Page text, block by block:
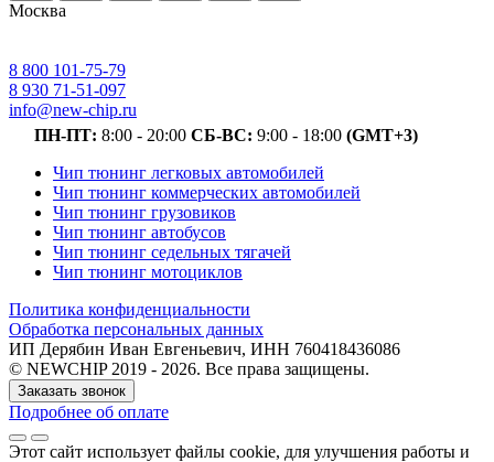
Москва
8 800 101-75-79
8 930 71-51-097
info@new-chip.ru
ПН-ПТ: 8:00 - 20:00 СБ-ВС: 9:00 - 18:00 (GMT+3)
Чип тюнинг легковых автомобилей
Чип тюнинг коммерческих автомобилей
Чип тюнинг грузовиков
Чип тюнинг автобусов
Чип тюнинг седельных тягачей
Чип тюнинг мотоциклов
Политика конфиденциальности
Обработка персональных данных
ИП Дерябин Иван Евгеньевич, ИНН 760418436086
© NEWCHIP 2019 - 2026. Все права защищены.
Заказать звонок
Подробнее об оплате
Этот сайт использует файлы cookie, для улучшения работы и